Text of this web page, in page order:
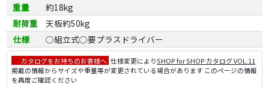
重量
約18kg
耐荷重
天板約50kg
仕様
○組立式○要プラスドライバー
カタログをお持ちのお客様へ 仕様変更によりSHOP for SHOP カタログ VOL.11
掲載の情報からサイズや重量等が変更されている場合があります このページの情報
を再度ご確認ください